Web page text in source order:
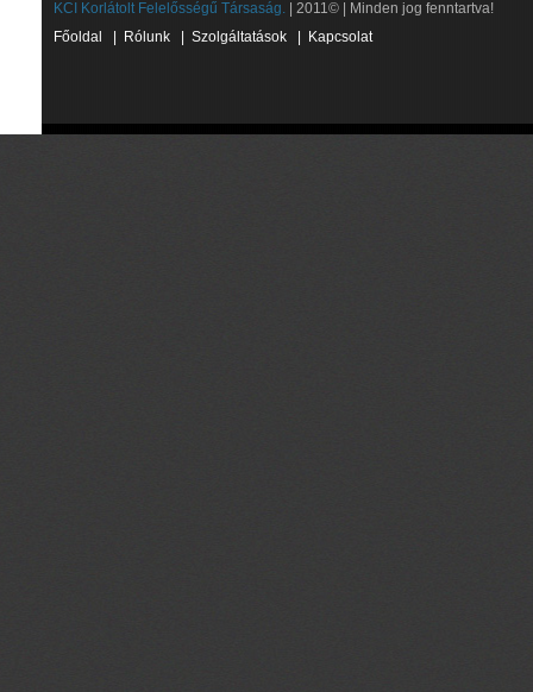
KCI Korlátolt Felelősségű Társaság. | 2011© | Minden jog fenntartva!
Főoldal
Rólunk Szolgáltatások Kapcsolat